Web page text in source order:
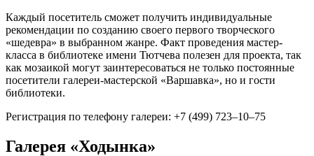
Каждый посетитель сможет получить индивидуальные
рекомендации по созданию своего первого творческого
«шедевра» в выбранном жанре. Факт проведения мастер-
класса в библиотеке имени Тютчева полезен для проекта, так
как мозаикой могут заинтересоваться не только постоянные
посетители галереи-мастерской «Варшавка», но и гости
библиотеки.
Регистрация по телефону галереи: +7 (499) 723–10–75
Галерея «Ходынка»